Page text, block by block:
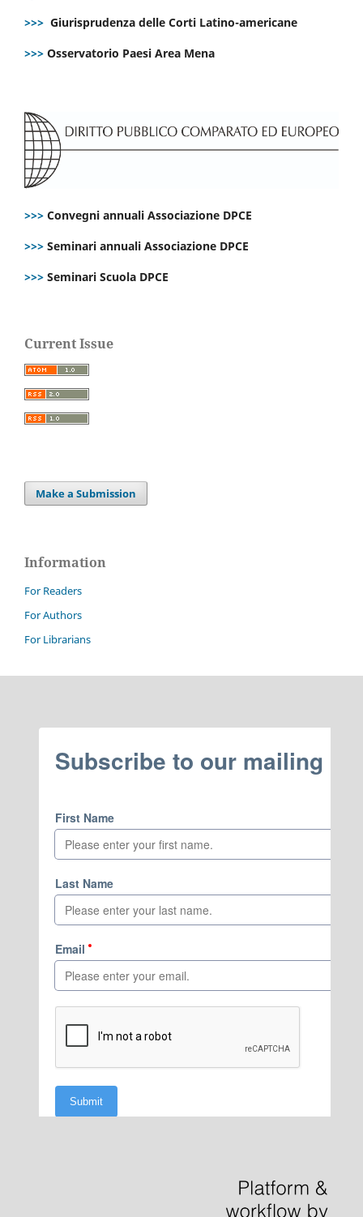
>>> Giurisprudenza delle Corti Latino-americane
>>> Osservatorio Paesi Area Mena
>>> Convegni annuali Associazione DPCE
>>> Seminari annuali Associazione DPCE
>>> Seminari Scuola DPCE
Current Issue
Make a Submission
Information
For Readers
For Authors
For Librarians